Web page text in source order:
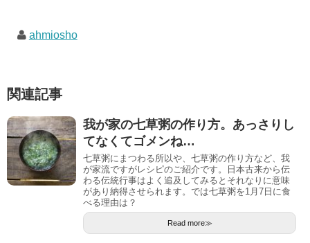
ahmiosho
関連記事
我が家の七草粥の作り方。あっさりし
てなくてゴメンね…
七草粥にまつわる所以や、七草粥の作り方など、我
が家流ですがレシピのご紹介です。日本古来から伝
わる伝統行事はよく追及してみるとそれなりに意味
があり納得させられます。では七草粥を1月7日に食
べる理由は？
Read more≫